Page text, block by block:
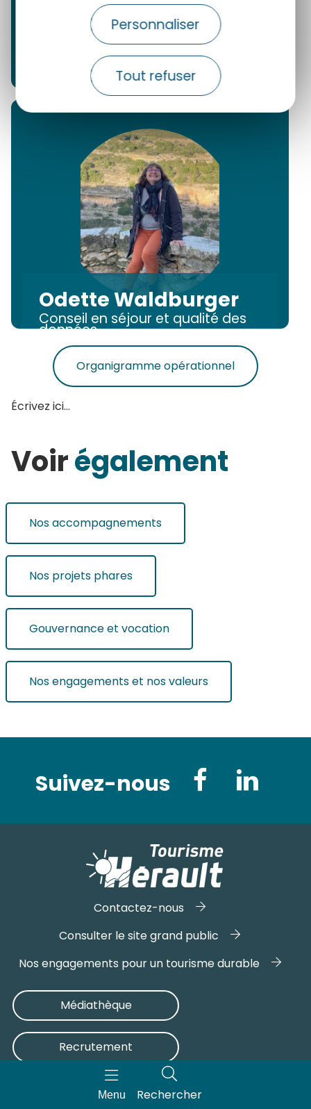
Personnaliser
Tout refuser
Menu Rechercher
Anne Courtois
Conseil en séjour et qualité des
données
Odette Waldburger
Conseil en séjour et qualité des
données
Organigramme opérationnel
Écrivez ici...
Voirégalement
Nos accompagnements
Nos projets phares
Gouvernance et vocation
Nos engagements et nos valeurs
Suivez-nous
Contactez-nous
Consulter le site grand public
Nos engagements pour un tourisme durable
Médiathèque
Recrutement